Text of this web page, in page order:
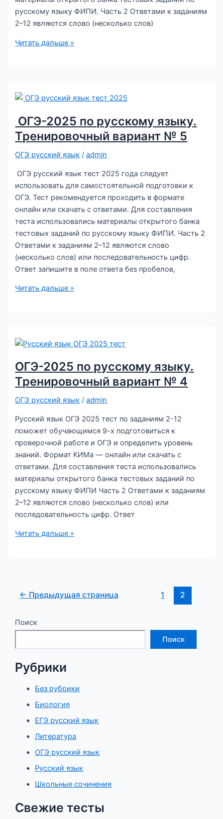
русскому языку ФИПИ. Часть 2 Ответами к заданиям
2–12 являются слово (несколько слов)
Тест
языку.
Тренировочный
№
Читать дальше »
ОГЭ-2025 по русскому языку.
Тренировочный вариант № 5
ОГЭ русский язык /admin
ОГЭ русский язык тест 2025 года следует
использовать для самостоятельной подготовки к
ОГЭ. Тест рекомендуется проходить в формате
онлайн или скачать с ответами. Для составления
теста использовались материалы открытого банка
тестовых заданий по русскому языку ФИПИ. Часть 2
Ответами к заданиям 2–12 являются слово
(несколько слов) или последовательность цифр.
Ответ запишите в поле ответа без пробелов,
ОГЭ-2025
вариант
5
Читать дальше »
ОГЭ-2025 по русскому языку.
Тренировочный вариант № 4
ОГЭ русский язык /admin
Русский язык ОГЭ 2025 тест по заданиям 2-12
поможет обучающимся 9-х подготовиться к
проверочной работе и ОГЭ и определить уровень
знаний. Формат КИМа — онлайн или скачать с
ответами. Для составления теста использовались
материалы открытого банка тестовых заданий по
русскому языку ФИПИ Часть 2 Ответами к заданиям
2–12 являются слово (несколько слов) или
последовательность цифр. Ответ
ОГЭ-2025
вариант
Читать дальше »
Постраничная
← Предыдущая страница 1 2
Поиск
Поиск
Рубрики
Без рубрики
Биология
ЕГЭ русский язык
Литература
ОГЭ русский язык
Русский язык
Школьные сочинения
Свежие тесты